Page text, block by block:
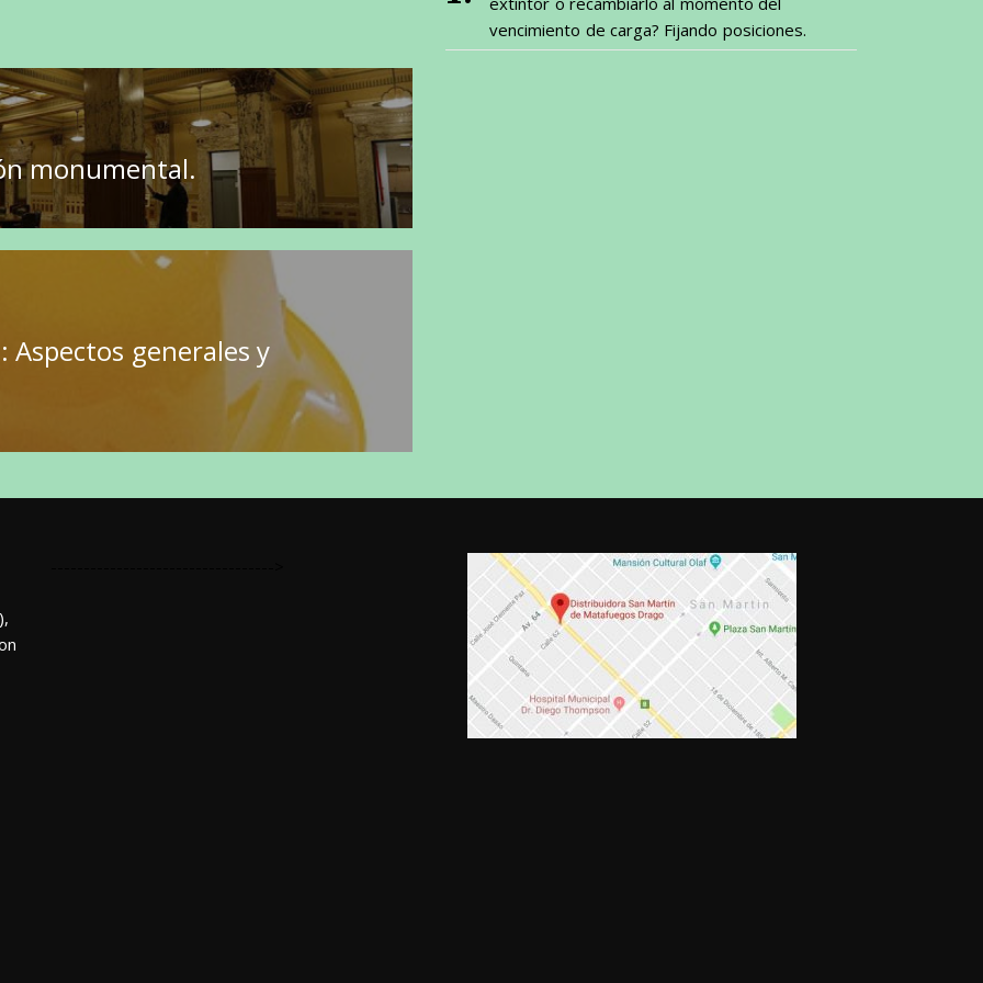
monumental.
Aspectos generales y
vencimiento de carga? Fijando posiciones.